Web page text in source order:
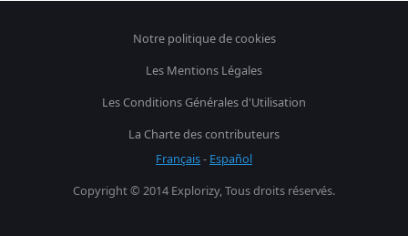
Notre politique de cookies
Les Mentions Légales
Les Conditions Générales d'Utilisation
La Charte des contributeurs
Français- Español
Copyright © 2014 Explorizy, Tous droits réservés.